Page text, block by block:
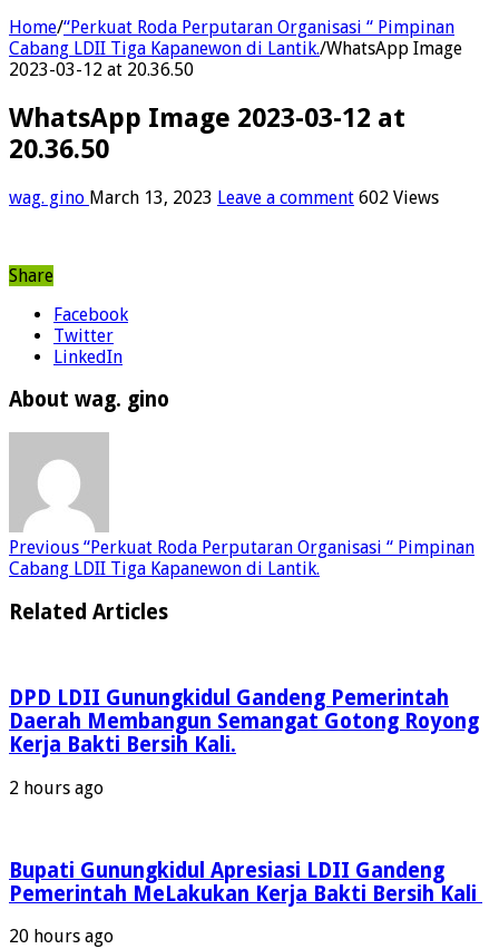
Home/“Perkuat Roda Perputaran Organisasi “ Pimpinan
Cabang LDII Tiga Kapanewon di Lantik./WhatsApp Image
2023-03-12 at 20.36.50
WhatsApp Image 2023-03-12 at
20.36.50
wag. gino March 13, 2023 Leave a comment 602 Views
Share
Facebook
Twitter
LinkedIn
About wag. gino
Previous “Perkuat Roda Perputaran Organisasi “ Pimpinan
Cabang LDII Tiga Kapanewon di Lantik.
Related Articles
DPD LDII Gunungkidul Gandeng Pemerintah
Daerah Membangun Semangat Gotong Royong
Kerja Bakti Bersih Kali.
2 hours ago
Bupati Gunungkidul Apresiasi LDII Gandeng
Pemerintah MeLakukan Kerja Bakti Bersih Kali ‎
20 hours ago